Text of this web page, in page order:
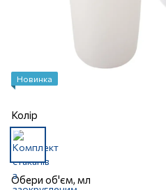
Новинка
Колір
Обери об'єм, мл